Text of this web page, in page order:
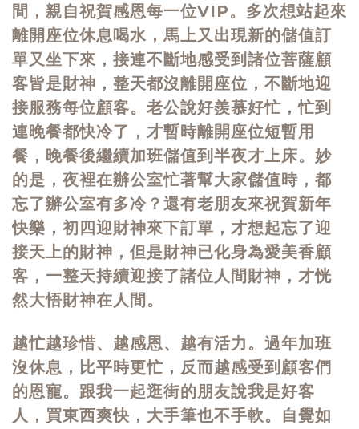
間，親自祝賀感恩每一位VIP。多次想站起來
離開座位休息喝水，馬上又出現新的儲值訂
單又坐下來，接連不斷地感受到諸位菩薩顧
客皆是財神，整天都沒離開座位，不斷地迎
接服務每位顧客。老公說好羨慕好忙，忙到
連晚餐都快冷了，才暫時離開座位短暫用
餐，晚餐後繼續加班儲值到半夜才上床。妙
的是，夜裡在辦公室忙著幫大家儲值時，都
忘了辦公室有多冷？還有老朋友來祝賀新年
快樂，初四迎財神來下訂單，才想起忘了迎
接天上的財神，但是財神已化身為愛美香顧
客，一整天持續迎接了諸位人間財神，才恍
然大悟財神在人間。
越忙越珍惜、越感恩、越有活力。過年加班
沒休息，比平時更忙，反而越感受到顧客們
的恩寵。跟我一起逛街的朋友說我是好客
人，買東西爽快，大手筆也不手軟。自覺如